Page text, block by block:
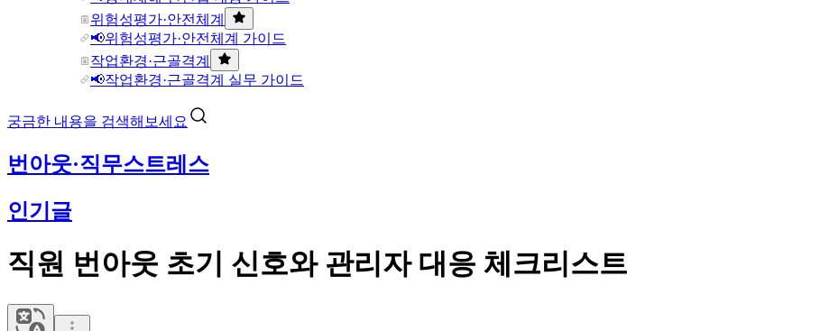
위험성평가·안전체계
📢위험성평가·안전체계 가이드
작업환경·근골격계
📢작업환경·근골격계 실무 가이드
궁금한 내용을 검색해보세요
번아웃·직무스트레스
인기글
직원 번아웃 초기 신호와 관리자 대응 체크리스트